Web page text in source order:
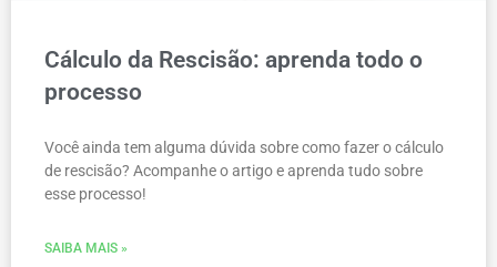
Cálculo da Rescisão: aprenda todo o
processo
Você ainda tem alguma dúvida sobre como fazer o cálculo
de rescisão? Acompanhe o artigo e aprenda tudo sobre
esse processo!
SAIBA MAIS »